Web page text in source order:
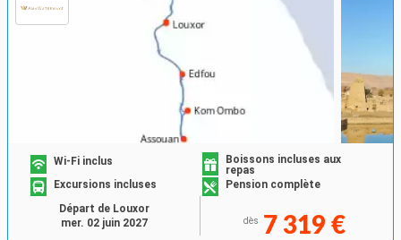
Wi-Fi inclus
Boissons incluses aux
repas
Excursions incluses
Pension complète
dès 7 319 €
Départ de Louxor
mer. 02 juin 2027